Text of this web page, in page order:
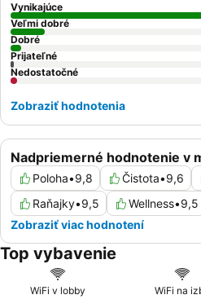
Nadpriemerné hodnotenie v
Poloha•9,8 Čistota•9,6
Raňajky•9,5 Wellness•9,5
Zobraziť viac hodnotení
Vynikajúce
Veľmi dobré
Dobré
Prijateľné
Nedostatočné
Zobraziť hodnotenia
Top vybavenie
WiFi v lobby WiFi na